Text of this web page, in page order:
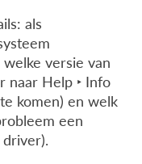
als
versie van
naar Help ‣ Info
komen) en welk
een